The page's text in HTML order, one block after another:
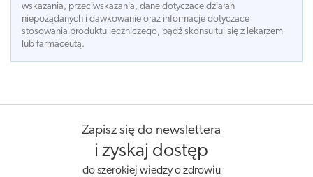
wskazania, przeciwskazania, dane dotyczace działań
niepożądanych i dawkowanie oraz informacje dotyczace
stosowania produktu leczniczego, bądź skonsultuj się z lekarzem
lub farmaceutą.
Zapisz się do newslettera
i zyskaj dostęp
do szerokiej wiedzy o zdrowiu